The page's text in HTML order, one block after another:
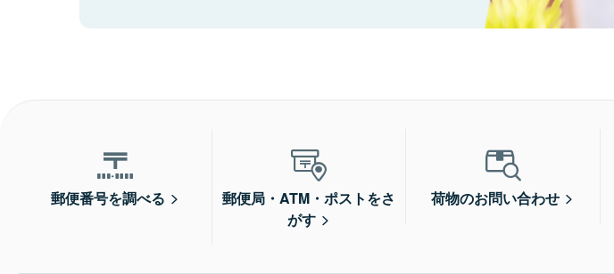
郵便番号を調べる
郵便局・ATM・ポストをさ
がす
荷物のお問い合わせ